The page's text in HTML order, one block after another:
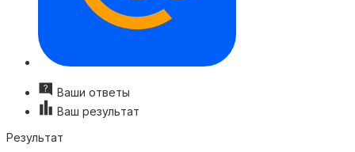
Ваши ответы
Ваш результат
Результат